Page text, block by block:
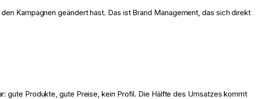
Kampagnen geändert hast. Das ist Brand Management, das sich direkt
gute Produkte, gute Preise, kein Profil. Die Hälfte des Umsatzes kommt